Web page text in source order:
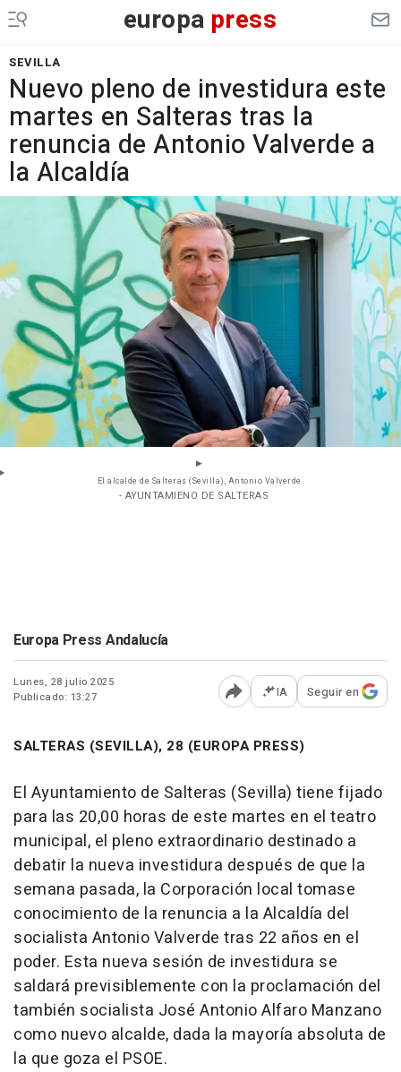
europa press
SEVILLA
Nuevo pleno de investidura este
martes en Salteras tras la
renuncia de Antonio Valverde a
la Alcaldía
El alcalde de Salteras (Sevilla), Antonio Valverde.
- AYUNTAMIENO DE SALTERAS
Europa Press Andalucía
Lunes, 28 julio 2025
Publicado: 13:27
Abrir opciones para
IA Seguir en
SALTERAS (SEVILLA), 28 (EUROPA PRESS)
El Ayuntamiento de Salteras (Sevilla) tiene fijado
para las 20,00 horas de este martes en el teatro
municipal, el pleno extraordinario destinado a
debatir la nueva investidura después de que la
semana pasada, la Corporación local tomase
conocimiento de la renuncia a la Alcaldía del
socialista Antonio Valverde tras 22 años en el
poder. Esta nueva sesión de investidura se
saldará previsiblemente con la proclamación del
también socialista José Antonio Alfaro Manzano
como nuevo alcalde, dada la mayoría absoluta de
la que goza el PSOE.